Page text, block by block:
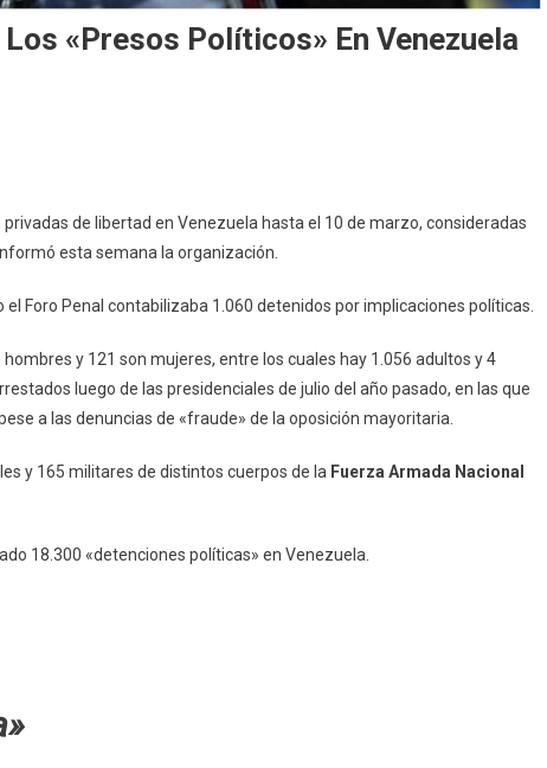
«presos Políticos» En Venezuela
de libertad en Venezuela hasta el 10 de marzo, consideradas
esta semana la organización.
Foro Penal contabilizaba 1.060 detenidos por implicaciones políticas.
y 121 son mujeres, entre los cuales hay 1.056 adultos y 4
luego de las presidenciales de julio del año pasado, en las que
a las denuncias de «fraude» de la oposición mayoritaria.
y 165 militares de distintos cuerpos de la Fuerza Armada Nacional
18.300 «detenciones políticas» en Venezuela.